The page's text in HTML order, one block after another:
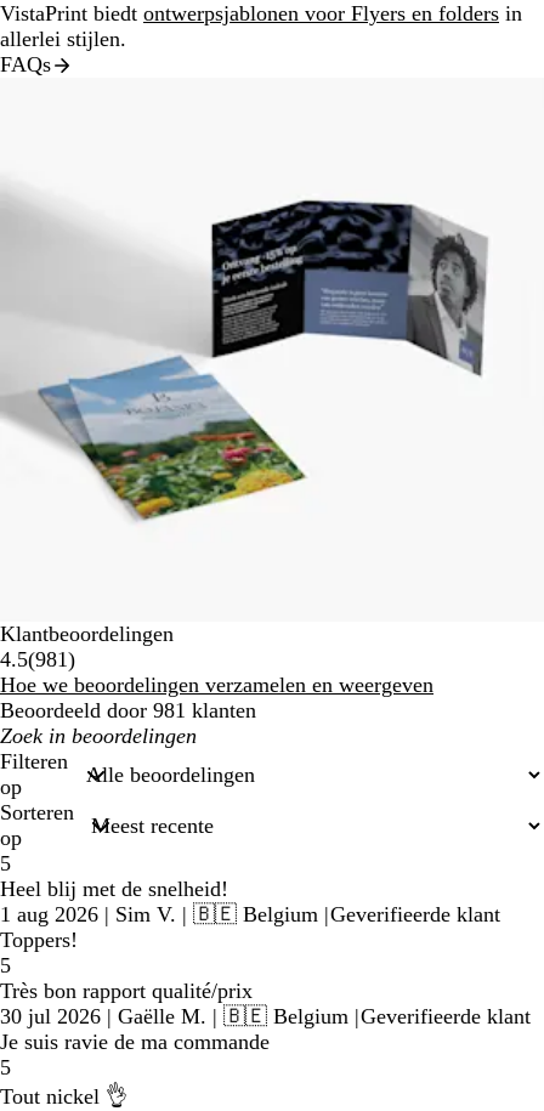
VistaPrint biedt ontwerpsjablonen voor Flyers en folders in
allerlei stijlen.
FAQs
Klantbeoordelingen
4.5(981981
beoordelingen
)
Hoe we beoordelingen verzamelen en weergeven
Beoordeeld door 981 klanten
Mijn
zoekopdrachten
Filteren
op
Sorteren
op
5
Heel blij met de snelheid!
1 aug 2026 | Sim V. | 🇧🇪 Belgium |Geverifieerde klant
Toppers!
5
Très bon rapport qualité/prix
30 jul 2026 | Gaëlle M. | 🇧🇪 Belgium |Geverifieerde klant
Je suis ravie de ma commande
5
Tout nickel 👌